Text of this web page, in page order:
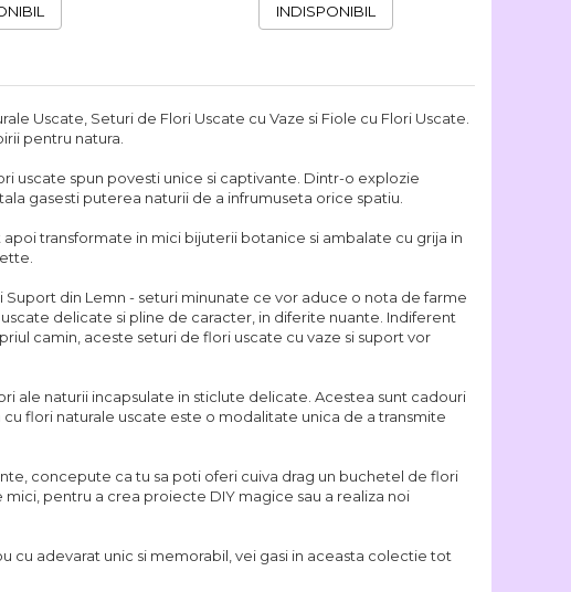
INDISPONIBIL
Uscate, Seturi de Flori Uscate cu Vaze si Fiole cu Flori Uscate.
pentru natura.
uscate spun povesti unice si captivante. Dintr-o explozie
gasesti puterea naturii de a infrumuseta orice spatiu.
transformate in mici bijuterii botanice si ambalate cu grija in
Suport din Lemn - seturi minunate ce vor aduce o nota de farme
delicate si pline de caracter, in diferite nuante. Indiferent
camin, aceste seturi de flori uscate cu vaze si suport vor
ale naturii incapsulate in sticlute delicate. Acestea sunt cadouri
flori naturale uscate este o modalitate unica de a transmite
concepute ca tu sa poti oferi cuiva drag un buchetel de flori
pentru a crea proiecte DIY magice sau a realiza noi
cu adevarat unic si memorabil, vei gasi in aceasta colectie tot